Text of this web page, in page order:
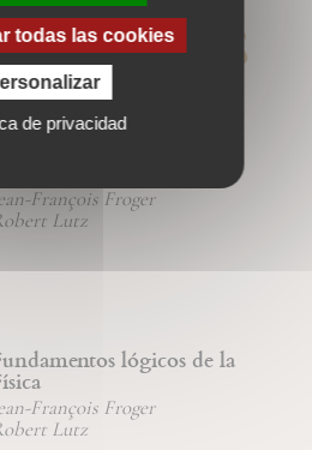
La structure cachée du réel
François Froger
Lutz
lógicos de la
François Froger
Lutz
todas las cookies
de privacidad